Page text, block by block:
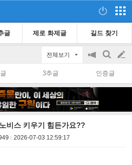
글 제로 화제글 길드 찾기
전체보기
공
on/off
검
색
글
쓰
3추글 인증글
비스 키우기 힘든가요??
2026-07-03 12:59:17